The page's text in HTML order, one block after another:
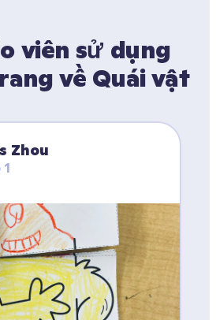
viên sử dụng
về Quái vật
Zhou